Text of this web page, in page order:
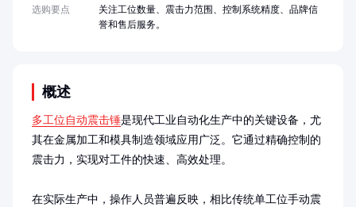
概述
多工位自动震击锤是现代工业自动化生产中的关键设备，尤
其在金属加工和模具制造领域应用广泛。它通过精确控制的
震击力，实现对工件的快速、高效处理。
在实际生产中，操作人员普遍反映，相比传统单工位手动震
选购要点
关注工位数量、震击力范围、控制系统精度、品牌信
誉和售后服务。